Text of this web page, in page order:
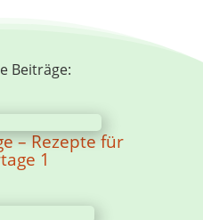
Beiträge:
– Rezepte für
1